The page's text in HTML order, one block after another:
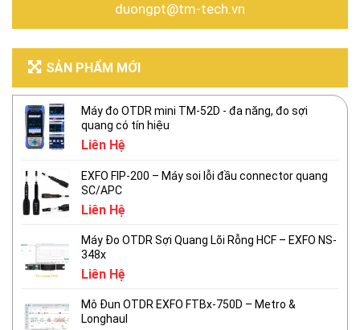
duongpt@tm-tech.vn
SẢN PHẨM MỚI
Máy đo OTDR mini TM-52D - đa năng, đo sợi
quang có tín hiệu
Liên Hệ
EXFO FIP-200 – Máy soi lỗi đầu connector quang
SC/APC
Liên Hệ
Máy Đo OTDR Sợi Quang Lõi Rỗng HCF – EXFO NS-
348x
Liên Hệ
Mô Đun OTDR EXFO FTBx-750D – Metro &
Longhaul